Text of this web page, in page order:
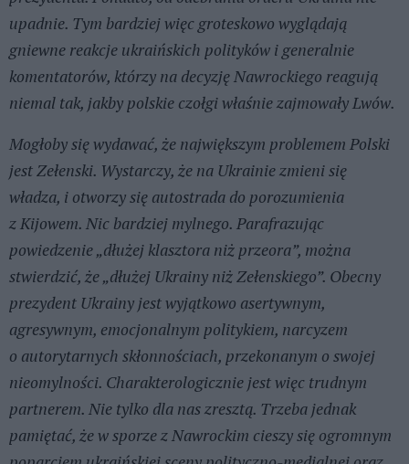
upadnie. Tym bardziej więc groteskowo wyglądają
gniewne reakcje ukraińskich polityków i generalnie
komentatorów, którzy na decyzję Nawrockiego reagują
niemal tak, jakby polskie czołgi właśnie zajmowały Lwów.
Mogłoby się wydawać, że największym problemem Polski
jest Zełenski. Wystarczy, że na Ukrainie zmieni się
władza, i otworzy się autostrada do porozumienia
z Kijowem. Nic bardziej mylnego. Parafrazując
powiedzenie „dłużej klasztora niż przeora”, można
stwierdzić, że „dłużej Ukrainy niż Zełenskiego”. Obecny
prezydent Ukrainy jest wyjątkowo asertywnym,
agresywnym, emocjonalnym politykiem, narcyzem
o autorytarnych skłonnościach, przekonanym o swojej
nieomylności. Charakterologicznie jest więc trudnym
partnerem. Nie tylko dla nas zresztą. Trzeba jednak
pamiętać, że w sporze z Nawrockim cieszy się ogromnym